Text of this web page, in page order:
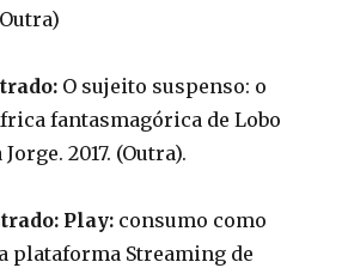
O sujeito suspenso: o
fantasmagórica de Lobo
2017. (Outra).
Play: consumo como
plataforma Streaming de